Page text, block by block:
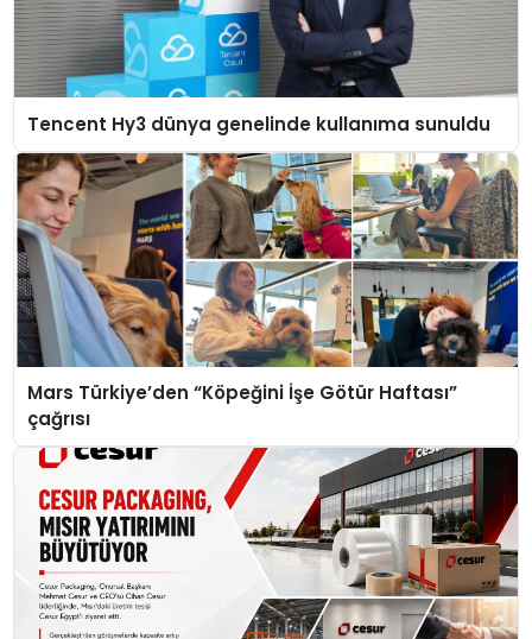
Tencent Hy3 dünya genelinde kullanıma sunuldu
Mars Türkiye’den “Köpeğini İşe Götür Haftası”
çağrısı